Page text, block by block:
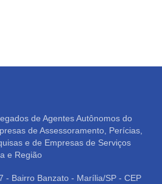
de Agentes Autônomos do
de Assessoramento, Perícias,
e de Empresas de Serviços
e Região
- Bairro Banzato - Marília/SP - CEP